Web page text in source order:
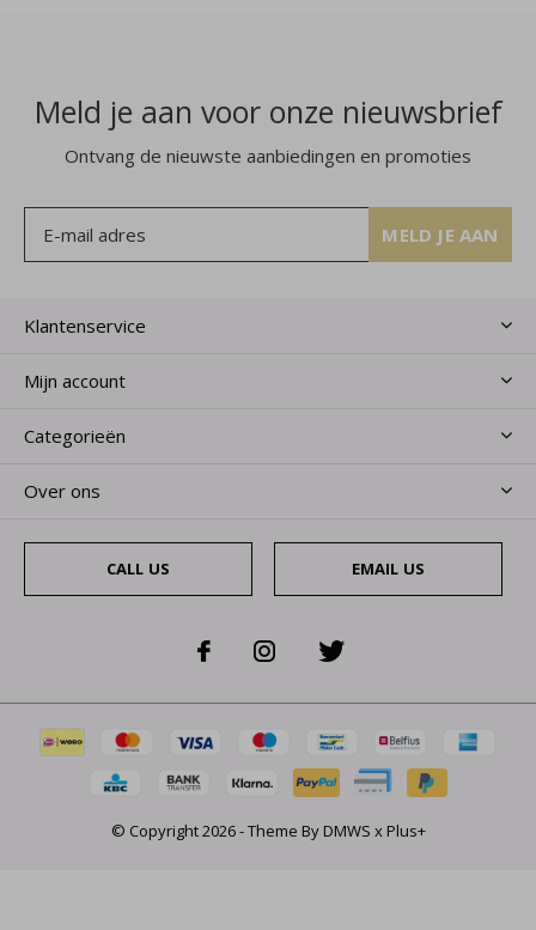
Meld je aan voor onze nieuwsbrief
Ontvang de nieuwste aanbiedingen en promoties
MELD JE AAN
Klantenservice
Mijn account
Categorieën
Over ons
CALL US EMAIL US
© Copyright2026- Theme ByDMWS xPlus+